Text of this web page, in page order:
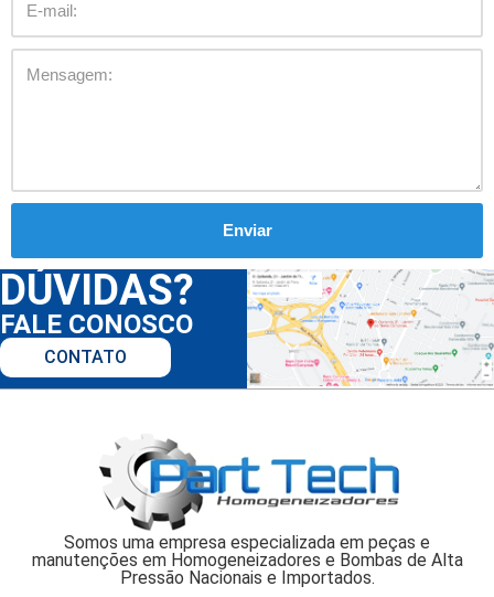
DÚVIDAS?
FALE CONOSCO
CONTATO
Somos uma empresa especializada em peças e
manutenções em Homogeneizadores e Bombas de Alta
Pressão Nacionais e Importados.